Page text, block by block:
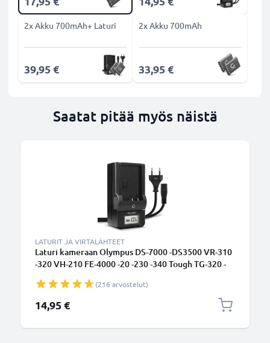
2x Akku 700mAh+ Laturi
39,95 €
2x Akku 700mAh
33,95 €
Saatat pitää myös näistä
LATURIT JA VIRTALÄHTEET
Laturi kameraan Olympus DS-7000 -DS3500 VR-310
-320 VH-210 FE-4000 -20 -230 -340 Tough TG-320 -
(216 arvostelut)
14,95 €